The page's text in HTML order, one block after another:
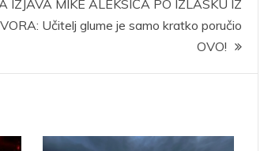
IZJAVA MIKE ALEKSIĆA PO IZLASKU IZ
Učitelj glume je samo kratko poručio
OVO!